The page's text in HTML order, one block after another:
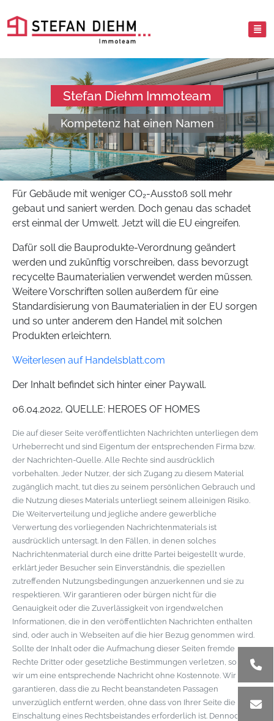
Stefan Diehm Immoteam
Kompetenz hat einen Namen
Für Gebäude mit weniger CO₂-Ausstoß soll mehr
gebaut und saniert werden. Doch genau das schadet
erst einmal der Umwelt. Jetzt will die EU eingreifen.
Dafür soll die Bauprodukte-Verordnung geändert
werden und zukünftig vorschreiben, dass bevorzugt
recycelte Baumaterialien verwendet werden müssen.
Weitere Vorschriften sollen außerdem für eine
Standardisierung von Baumaterialien in der EU sorgen
und so unter anderem den Handel mit solchen
Produkten erleichtern.
Weiterlesen auf Handelsblatt.com
Der Inhalt befindet sich hinter einer Paywall.
06.04.2022, QUELLE: HEROES OF HOMES
Die auf dieser Seite veröffentlichten Nachrichten unterliegen dem
Urheberrecht und sind Eigentum der entsprechenden Firma bzw.
der Nachrichten-Quelle. Alle Rechte sind ausdrücklich
vorbehalten. Jeder Nutzer, der sich Zugang zu diesem Material
zugänglich macht, tut dies zu seinem persönlichen Gebrauch und
die Nutzung dieses Materials unterliegt seinem alleinigen Risiko.
Die Weiterverteilung und jegliche andere gewerbliche
Verwertung des vorliegenden Nachrichtenmaterials ist
ausdrücklich untersagt. In den Fällen, in denen solches
Nachrichtenmaterial durch eine dritte Partei beigestellt wurde,
erklärt jeder Besucher sein Einverständnis, die speziellen
zutreffenden Nutzungsbedingungen anzuerkennen und sie zu
respektieren. Wir garantieren oder bürgen nicht für die
Genauigkeit oder die Zuverlässigkeit von irgendwelchen
Informationen, die in den veröffentlichten Nachrichten enthalten
sind, oder auch in Webseiten auf die hier Bezug genommen wird.
Sollte der Inhalt oder die Aufmachung dieser Seiten fremde
Rechte Dritter oder gesetzliche Bestimmungen verletzen, so bitten
wir um eine entsprechende Nachricht ohne Kostennote. Wir
garantieren, dass die zu Recht beanstandeten Passagen
unverzüglich entfernt werden, ohne dass von Ihrer Seite die
Einschaltung eines Rechtsbeistandes erforderlich ist. Dennoch von